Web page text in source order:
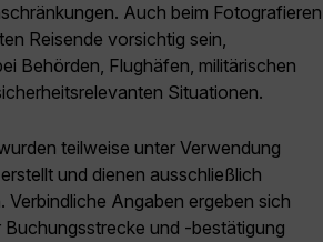
Auch beim Fotografieren
Reisende vorsichtig sein,
Behörden, Flughäfen, militärischen
Situationen.
teilweise unter Verwendung
und dienen ausschließlich
Angaben ergeben sich
Buchungsstrecke und -bestätigung